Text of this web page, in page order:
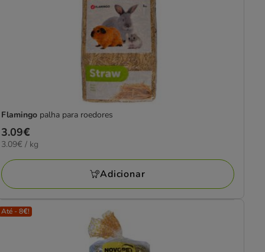
Flamingo palha para roedores
Preço
3.09€
3.09€
3.09€
kg
3.09€ / kg
Adicionar
Até - 8€!